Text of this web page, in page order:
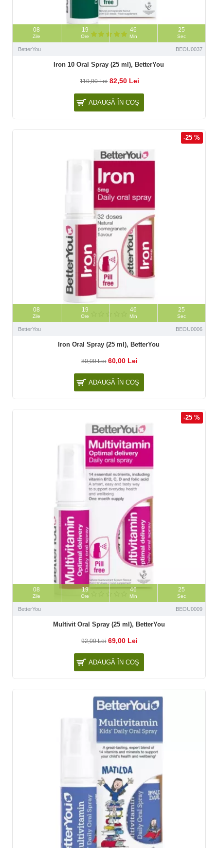
08
Zile
19
Ore
46
Min
23
Sec
BetterYou BEOU0037
Iron 10 Oral Spray (25 ml), BetterYou
110,00 Lei 82,50 Lei
ADAUGĂ ÎN COŞ
-25 %
08
Zile
19
Ore
46
Min
23
Sec
BetterYou BEOU0006
Iron Oral Spray (25 ml), BetterYou
80,00 Lei 60,00 Lei
ADAUGĂ ÎN COŞ
-25 %
08
Zile
19
Ore
46
Min
23
Sec
BetterYou BEOU0009
Multivit Oral Spray (25 ml), BetterYou
92,00 Lei 69,00 Lei
ADAUGĂ ÎN COŞ